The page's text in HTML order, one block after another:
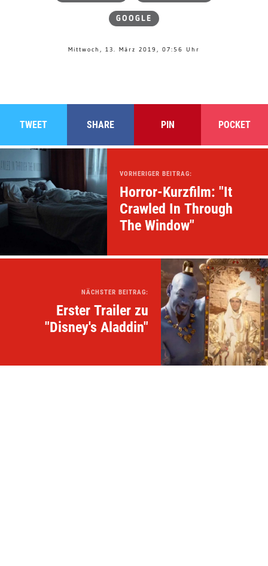
GOOGLE
Mittwoch, 13. März 2019, 07:56 Uhr
TWEET SHARE PIN POCKET
VORHERIGER BEITRAG:
Horror-Kurzfilm: "It
Crawled In Through
The Window"
NÄCHSTER BEITRAG:
Erster Trailer zu
"Disney's Aladdin"